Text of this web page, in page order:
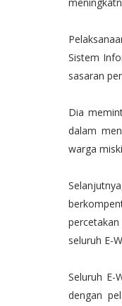
Sistem
sasaran
Dia
dalam
warga
seluruh E-
Seluruh E-
dengan